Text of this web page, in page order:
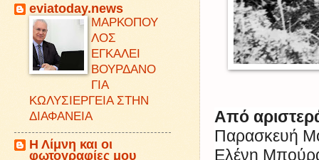
Από
Παρασκευή
Ελένη
eviatoday.news
ΜΑΡΚΟΠΟΥ
ΛΟΣ
ΕΓΚΑΛΕΙ
ΒΟΥΡΔΑΝΟ
ΓΙΑ
ΚΩΛΥΣΙΕΡΓΕΙΑ ΣΤΗΝ
ΔΙΑΦΑΝΕΙΑ
Η Λίμνη και οι
φωτογραφίες μου